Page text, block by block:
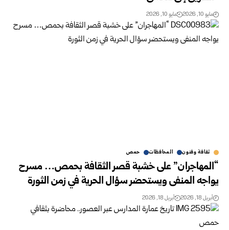
مايو 10, 2026 مايو 10, 2026
ثقافة وفنون المحافظات حمص
“المهاجران” على خشبة قصر الثقافة بحمص… مسرح
يواجه المنفى ويستحضر سؤال الحرية في زمن الثورة
أبريل 18, 2026 أبريل 18, 2026